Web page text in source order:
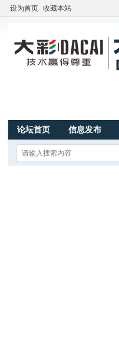
设为首页 收藏本站
论坛首页 信息发布